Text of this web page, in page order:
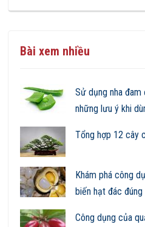
Bài xem nhiều
Sử dụng nha
những lưu ý khi
Tổng hợp 12 cây
Khám phá công
biến hạt đác đúng
Công dụng của